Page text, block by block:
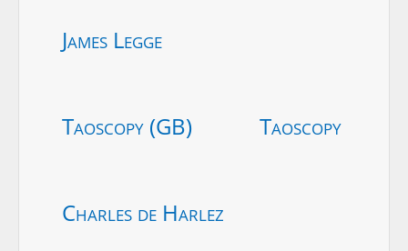
James Legge
Taoscopy (GB) Taoscopy
Charles de Harlez